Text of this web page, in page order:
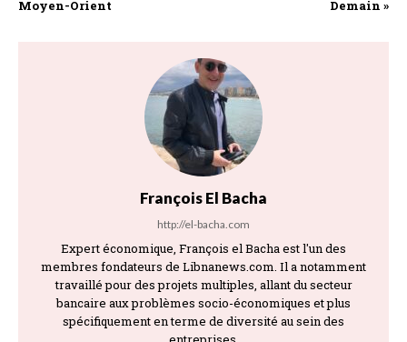
Moyen-Orient
Demain »
François El Bacha
http://el-bacha.com
Expert économique, François el Bacha est l'un des
membres fondateurs de Libnanews.com. Il a notamment
travaillé pour des projets multiples, allant du secteur
bancaire aux problèmes socio-économiques et plus
spécifiquement en terme de diversité au sein des